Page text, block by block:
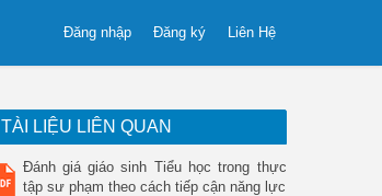
Liên Hệ
Đăng ký
Đăng nhập
TÀI LIỆU LIÊN QUAN
Đánh giá giáo sinh Tiểu học trong thực
tập sư phạm theo cách tiếp cận năng lực